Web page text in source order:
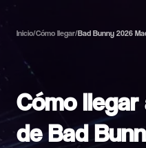
Inicio/Cómo llegar/Bad Bunny 2026
Cómo
de Bad